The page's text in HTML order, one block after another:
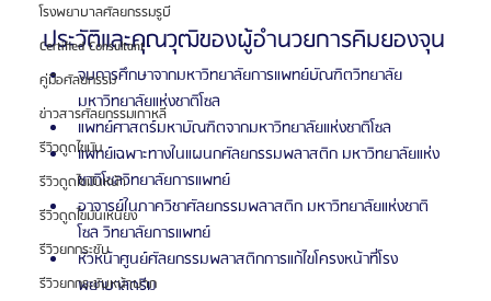
โรงพยาบาลศัลยกรรมรูบี
Certified Consultant
คู่มือศัลยกรรม
ข่าวสารศัลยกรรมเกาหลี
รีวิวดูดไขมัน
รีวิวดูดไขมันหน้า
รีวิวดูดไขมันเหนียง
รีวิวยกกระชับ
รีวิวยกกระชับหน้าผาก
ประวัติและคุณวุฒิของผู้อำนวยการคิมยองจุน
จบการศึกษาจากมหาวิทยาลัยการแพทย์บัณฑิตวิทยาลัย
มหาวิทยาลัยแห่งชาติโซล
แพทย์ศาสตร์มหาบัณฑิตจากมหาวิทยาลัยแห่งชาติโซล
แพทย์เฉพาะทางในแผนกศัลยกรรมพลาสติก มหาวิทยาลัยแห่ง
ชาติโซลวิทยาลัยการแพทย์
อาจารย์ในภาควิชาศัลยกรรมพลาสติก มหาวิทยาลัยแห่งชาติ
โซล วิทยาลัยการแพทย์
หัวหน้าศูนย์ศัลยกรรมพลาสติกการแก้ไขโครงหน้าที่โรง
พยาบาลดรีม